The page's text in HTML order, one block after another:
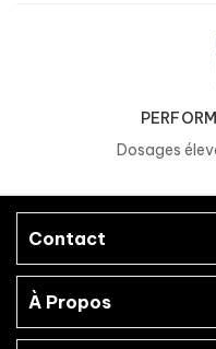
Dosages
Contact
À Propos